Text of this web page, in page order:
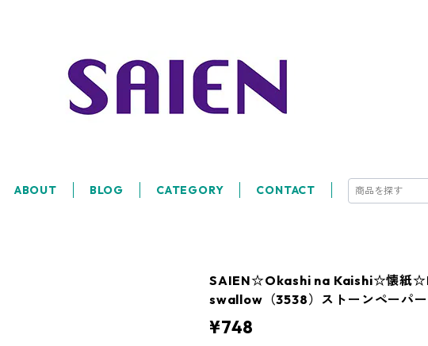
ABOUT BLOG CATEGORY CONTACT
SAIEN☆Okashi na Kaishi☆懐紙
swallow（3538）ストーンペーパ
¥748